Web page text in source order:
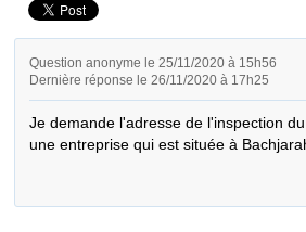
Question anonyme le 25/11/2020 à 15h56
Dernière réponse le 26/11/2020 à 17h25
Je demande l'adresse de l'inspection
une entreprise qui est située à